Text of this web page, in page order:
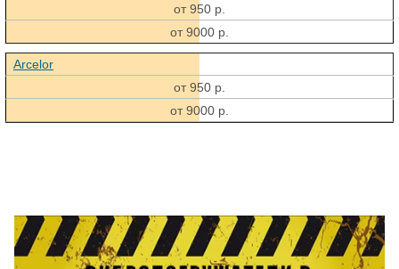
от 950 р.
от 9000 р.
Arcelor
от 950 р.
от 9000 р.